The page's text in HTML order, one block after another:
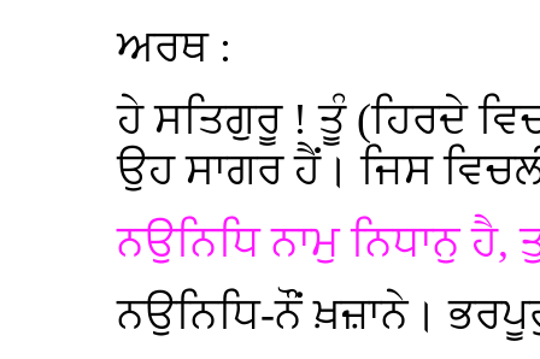
ਅਰਥ :
ਹੇ ਸਤਿਗੁਰੂ ! ਤੂੰ (ਹਿਰਦੇ
ਉਹ ਸਾਗਰ ਹੈਂ। ਜਿਸ
ਨਉਨਿਧਿ ਨਾਮੁ ਨਿਧਾਨੁ ਹੈ,
ਨਉਨਿਧਿ-ਨੌਂ ਖ਼ਜ਼ਾਨੇ।